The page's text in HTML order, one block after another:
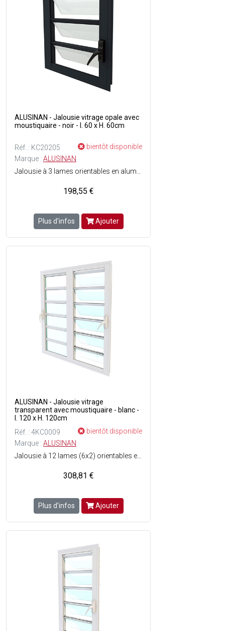
ALUSINAN - Jalousie vitrage opale avec
moustiquaire - noir - l. 60 x H. 60cm
Réf. : KC20205
bientôt disponible
Marque : ALUSINAN
198,55 €
Plus d'infos Ajouter
ALUSINAN - Jalousie vitrage
transparent avec moustiquaire - blanc -
l. 120 x H. 120cm
Réf. : 4KC0009
bientôt disponible
Marque : ALUSINAN
308,81 €
Plus d'infos Ajouter